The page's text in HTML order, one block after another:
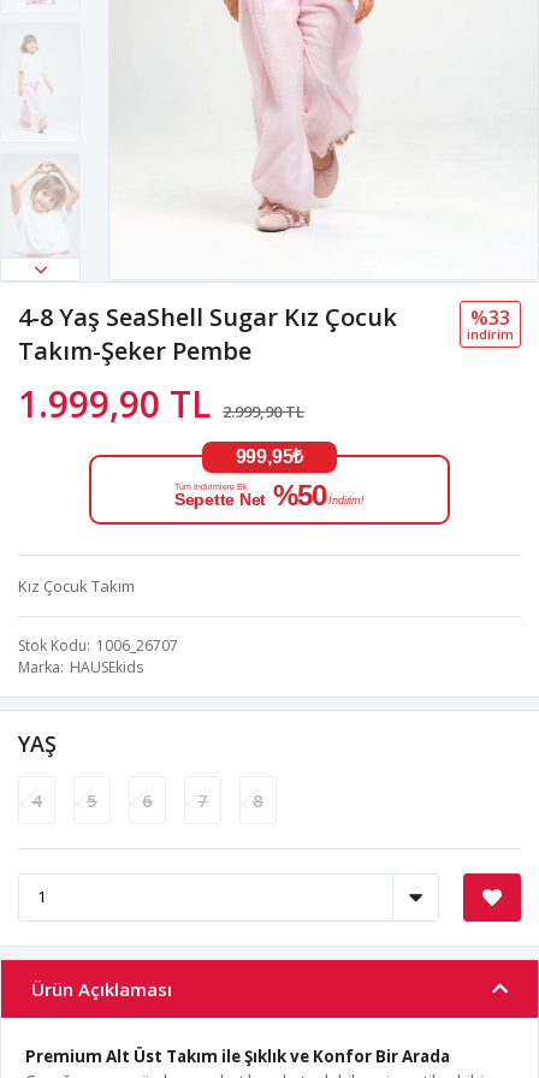
4-8 Yaş SeaShell Sugar Kız Çocuk
Takım-Şeker Pembe
1.999,90 TL 2.999,90 TL
%33
i̇ndi̇ri̇m
999,95₺
Tüm İndirimlere Ek
Sepette Net %50 İndirim!
Kız Çocuk Takım
Stok Kodu 1006_26707
Marka HAUSEkids
YAŞ
4 5 6 7 8
Ürün Açıklaması
Premium Alt Üst Takım ile Şıklık ve Konfor Bir Arada